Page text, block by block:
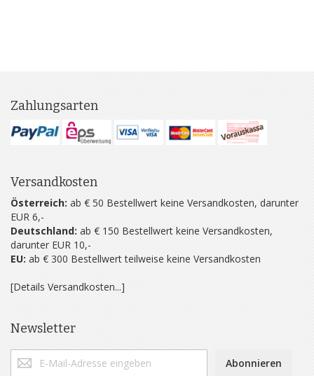
Zahlungsarten
Versandkosten
Österreich: ab € 50 Bestellwert keine Versandkosten, darunter
EUR 6,-
Deutschland: ab € 150 Bestellwert keine Versandkosten,
darunter EUR 10,-
EU: ab € 300 Bestellwert teilweise keine Versandkosten
[Details Versandkosten...]
Newsletter
Abonnieren